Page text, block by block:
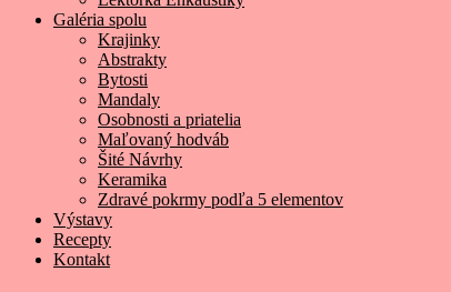
Galéria spolu
Krajinky
Abstrakty
Bytosti
Mandaly
Osobnosti a priatelia
Maľovaný hodváb
Šité Návrhy
Keramika
Zdravé pokrmy podľa 5 elementov
Výstavy
Recepty
Kontakt